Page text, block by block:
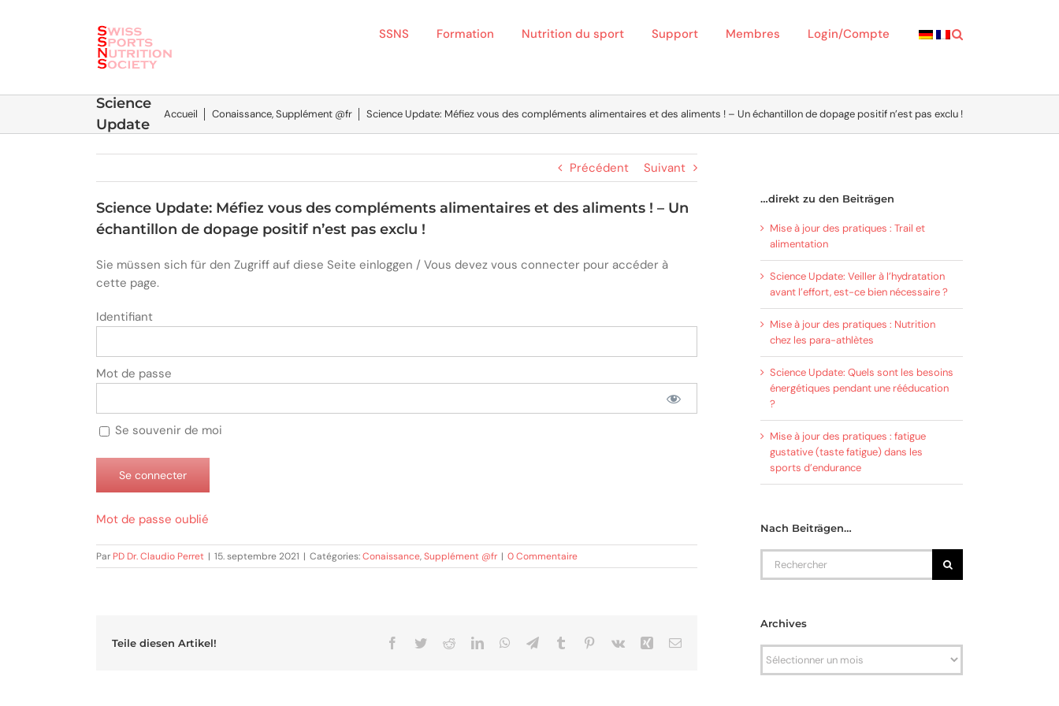
SSNS Formation Nutrition du sport Support Membres Login/Compte
Science
Update
Accueil Conaissance,Supplément @fr Science Update: Méfiez vous des compléments alimentaires et des aliments ! – Un échantillon de dopage positif n’est pas exclu !
Précédent Suivant
Science Update: Méfiez vous des compléments alimentaires et des aliments ! – Un
échantillon de dopage positif n’est pas exclu !
Sie müssen sich für den Zugriff auf diese Seite einloggen / Vous devez vous connecter pour accéder à
cette page.
Identifiant
Mot de passe
Se souvenir de moi
Mot de passe oublié
Par PD Dr. Claudio Perret | 15. septembre 2021 | Catégories:Conaissance,Supplément @fr | 0 Commentaire
Teile diesen Artikel! Facebook
TwitterRedditLinkedInWhatsApp
TelegramTumblr Pinterest
Vk Xing Email
…direkt zu den Beiträgen
Mise à jour des pratiques : Trail et
alimentation
Science Update: Veiller à l’hydratation
avant l’effort, est-ce bien nécessaire ?
Mise à jour des pratiques : Nutrition
chez les para-athlètes
Science Update: Quels sont les besoins
énergétiques pendant une rééducation
?
Mise à jour des pratiques : fatigue
gustative (taste fatigue) dans les
sports d’endurance
Nach Beiträgen…
Rechercher
Archives
Archives